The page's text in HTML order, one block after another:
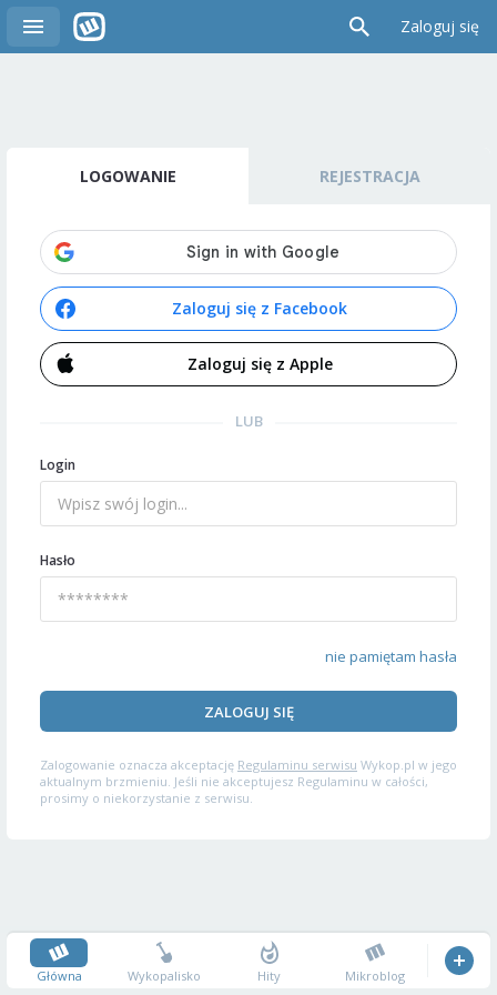
Zaloguj się
LOGOWANIE REJESTRACJA
Zaloguj się z Facebook
Zaloguj się z Apple
LUB
Login
Hasło
nie pamiętam hasła
ZALOGUJ SIĘ
Zalogowanie oznacza akceptację Regulaminu serwisu Wykop.pl w jego
aktualnym brzmieniu. Jeśli nie akceptujesz Regulaminu w całości,
prosimy o niekorzystanie z serwisu.
Główna Wykopalisko Hity Mikroblog